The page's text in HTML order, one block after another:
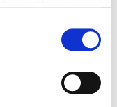
Lage